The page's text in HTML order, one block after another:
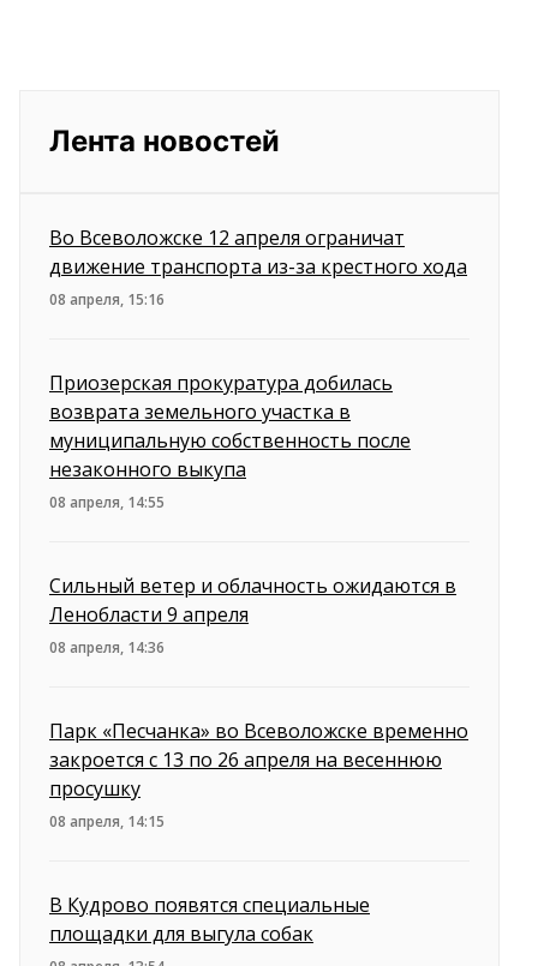
Лента новостей
Во Всеволожске 12 апреля ограничат
движение транспорта из-за крестного хода
08 апреля, 15:16
Приозерская прокуратура добилась
возврата земельного участка в
муниципальную собственность после
незаконного выкупа
08 апреля, 14:55
Сильный ветер и облачность ожидаются в
Ленобласти 9 апреля
08 апреля, 14:36
Парк «Песчанка» во Всеволожске временно
закроется с 13 по 26 апреля на весеннюю
просушку
08 апреля, 14:15
В Кудрово появятся специальные
площадки для выгула собак